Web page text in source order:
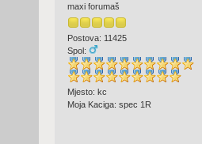
maxi forumaš
Postova: 11425
Spol:
Mjesto: kc
Moja Kaciga: spec 1R